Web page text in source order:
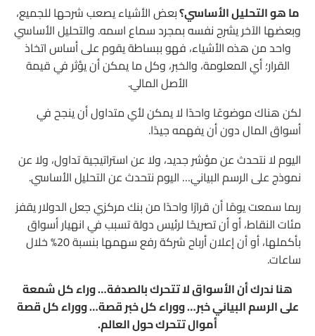
البدايات الأولى
ظهور الاستثمار القيمي
كتاب غيّر عالم الاستثمار
وارن بافيت… أشهر من طبق التحليل الأساسي
قصة وارن بافيت والتحليل الأساسي
كيف تطور التحليل الأساسي؟
التحليل الأساسي اليوم
مؤشرات اقتصادية يعتمد عليها التحليل الأساسي
مؤشر أسعار المستهلك (CPI)
مؤشر أسعار المنتجين (PPI)
ما هو التحليل الأساسي؟بعض الأشياء يصعب شرحها للجميع،
وبعضها الآخر يشرح نفسه بمجرد سماع اسمه. والتحليل الأساسي
واحد من هذه الأشياء، فهو ببساطة يقوم على أساس اتخاذ
القرار؛ أي المعلومة، والخبر، وكل ما يمكن أن يؤثر في قيمة
الأصل المالي.
لكن هناك موضوعًا واحدًا لا يمكن لأي متداول أن ينجح في
أسواق المال دون أن يفهمه جيدًا.
اليوم لا نتحدث عن مؤشر جديد، ولا عن استراتيجية تداول، ولا عن
نموذج على الرسم البياني… اليوم نتحدث عن التحليل الأساسي.
ربما سمعت يومًا أن قرارًا واحدًا من بنك مركزي جعل الدولار يقفز
مئات النقاط، أو أن تصريحًا لرئيس دولة تسبب في انهيار أسواق
بأكملها، أو أن إعلان أرباح شركة رفع سهمها بنسبة 20% خلال
ساعات.
هنا ندرك أن الأسواق لا تتحرك بالصدفة… وراء كل شمعة
على الرسم البياني خبر… ووراء كل خبر قصة… ووراء كل قصة
أموال تتحرك حول العالم.